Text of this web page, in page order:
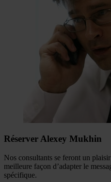
Réserver Alexey Mukhin
Nos consultants se feront un
meilleure façon d’adapter le
spécifique.